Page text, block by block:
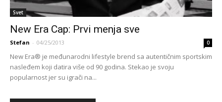
Svet
New Era Cap: Prvi menja sve
Stefan - 04/25/2013 0
New Era® je međunarodni lifestyle brend sa autentičnim sportskim
nasleđem koji datira više od 90 godina. Stekao je svoju
popularnost jer su igrači na...